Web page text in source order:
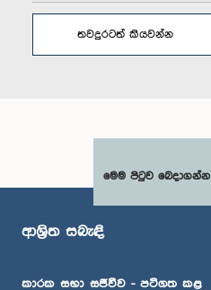
තවදුරටත් කියවන්න
මෙම පිටුව බෙදාගන්න
ආශ්‍රිත සබැඳි
කාරක සභා සජීවීව - පටිගත කළ